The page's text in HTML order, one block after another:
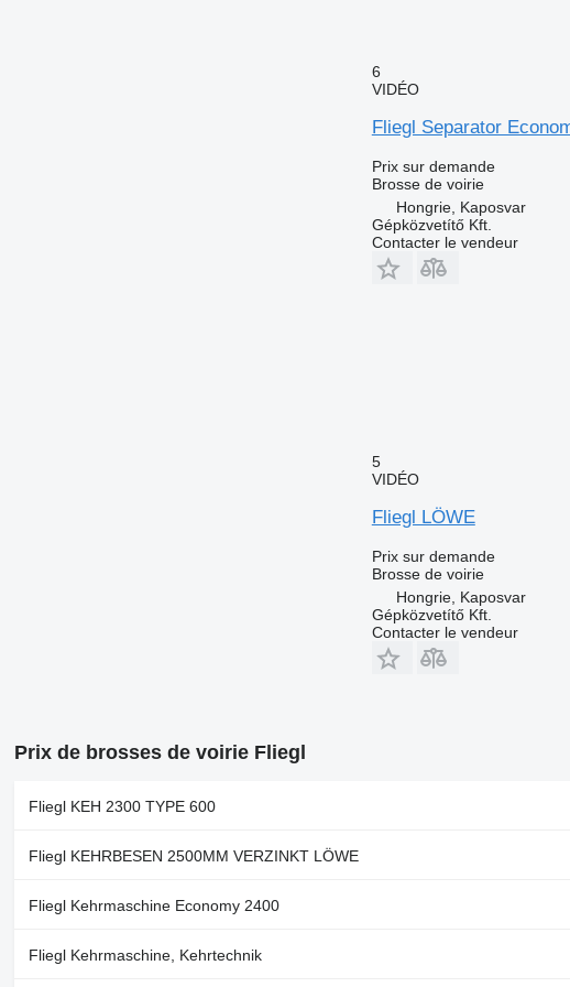
6
VIDÉO
Fliegl Separator
Prix sur demande
Brosse de voirie
Hongrie, Kaposvar
Gépközvetítő Kft.
Contacter le vendeur
5
VIDÉO
Fliegl LÖWE
Prix sur demande
Brosse de voirie
Hongrie, Kaposvar
Gépközvetítő Kft.
Contacter le vendeur
Prix de brosses de voirie Fliegl
Fliegl KEH 2300 TYPE 600
Fliegl KEHRBESEN 2500MM VERZINKT LÖWE
Fliegl Kehrmaschine Economy 2400
Fliegl Kehrmaschine, Kehrtechnik